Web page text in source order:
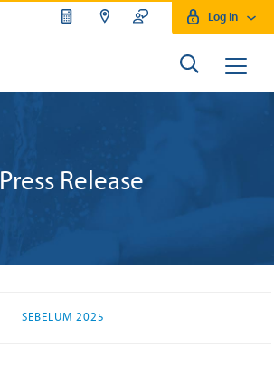
Log In
Press Release
SEBELUM 2025